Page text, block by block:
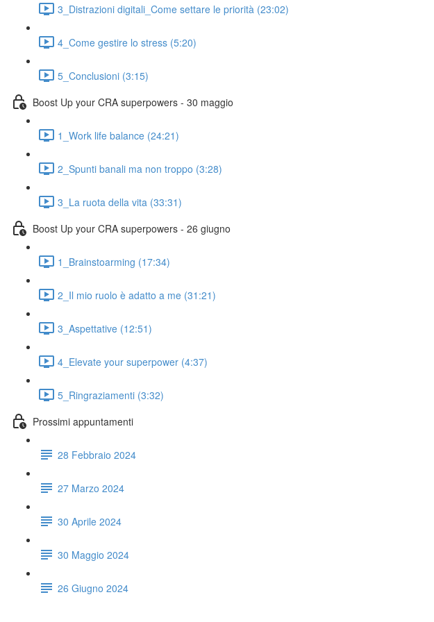
3_Distrazioni digitali_Come settare le priorità (23:02)
4_Come gestire lo stress (5:20)
5_Conclusioni (3:15)
Boost Up your CRA superpowers - 30 maggio
1_Work life balance (24:21)
2_Spunti banali ma non troppo (3:28)
3_La ruota della vita (33:31)
Boost Up your CRA superpowers - 26 giugno
1_Brainstoarming (17:34)
2_Il mio ruolo è adatto a me (31:21)
3_Aspettative (12:51)
4_Elevate your superpower (4:37)
5_Ringraziamenti (3:32)
Prossimi appuntamenti
28 Febbraio 2024
27 Marzo 2024
30 Aprile 2024
30 Maggio 2024
26 Giugno 2024